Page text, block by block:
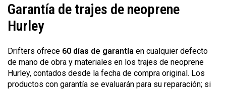
Garantía de trajes de neoprene
Hurley
Drifters ofrece 60 días de garantía en cualquier defecto
de mano de obra y materiales en los trajes de neoprene
Hurley, contados desde la fecha de compra original. Los
productos con garantía se evaluarán para su reparación; si